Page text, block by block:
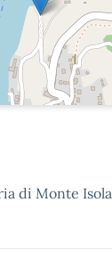
di Monte Isola